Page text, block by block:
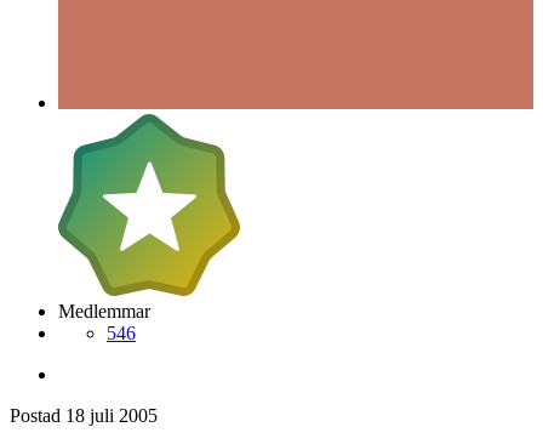
Medlemmar
546
Postad 18 juli 2005